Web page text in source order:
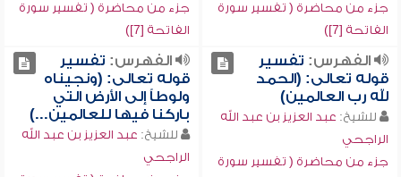
جزء من محاضرة ( تفسير سورة
الفاتحة [7])
جزء من محاضرة ( تفسير سورة
الفاتحة [7])
الفهرس: تفسير
قوله تعالى: (الحمد
لله رب العالمين)
للشيخ: عبد العزيز بن عبد الله
الراجحي
جزء من محاضرة ( تفسير سورة
الفهرس: تفسير
قوله تعالى: (ونجيناه
ولوطاً إلى الأرض التي
باركنا فيها للعالمين...)
للشيخ: عبد العزيز بن عبد الله
الراجحي